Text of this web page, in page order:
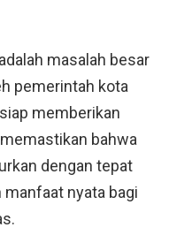
masalah besar
pemerintah kota
memberikan
bahwa
dengan tepat
nyata bagi